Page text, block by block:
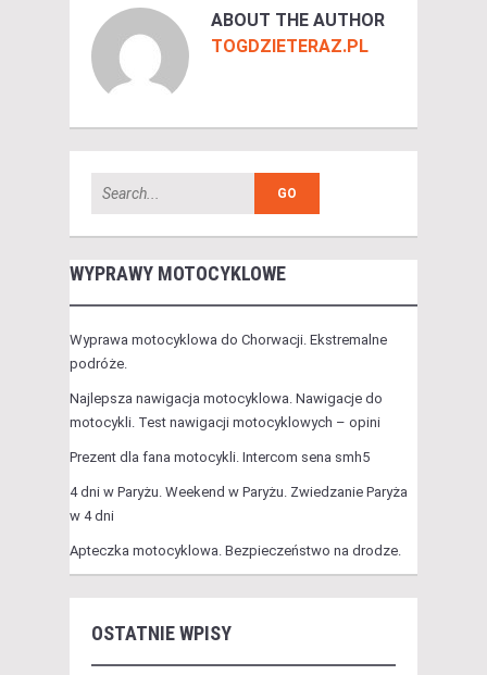
ABOUT THE AUTHOR
TOGDZIETERAZ.PL
WYPRAWY MOTOCYKLOWE
Wyprawa motocyklowa do Chorwacji. Ekstremalne
podróże.
Najlepsza nawigacja motocyklowa. Nawigacje do
motocykli. Test nawigacji motocyklowych – opini
Prezent dla fana motocykli. Intercom sena smh5
4 dni w Paryżu. Weekend w Paryżu. Zwiedzanie Paryża
w 4 dni
Apteczka motocyklowa. Bezpieczeństwo na drodze.
OSTATNIE WPISY